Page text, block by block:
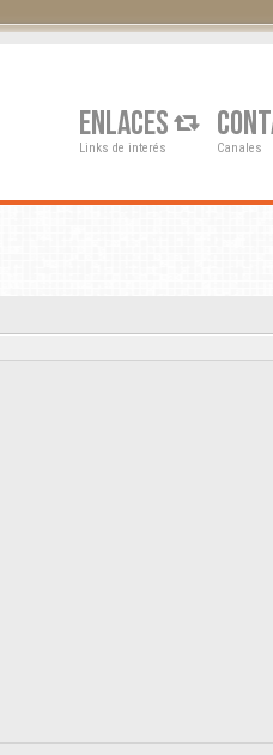
ENLACES
Links de interés Canales